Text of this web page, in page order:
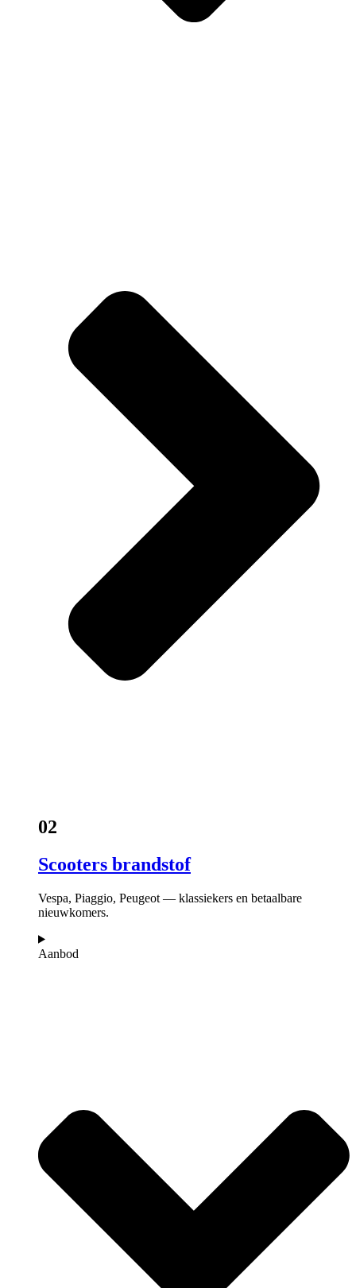
02
Scooters brandstof
Vespa, Piaggio, Peugeot — klassiekers en betaalbare
nieuwkomers.
Aanbod